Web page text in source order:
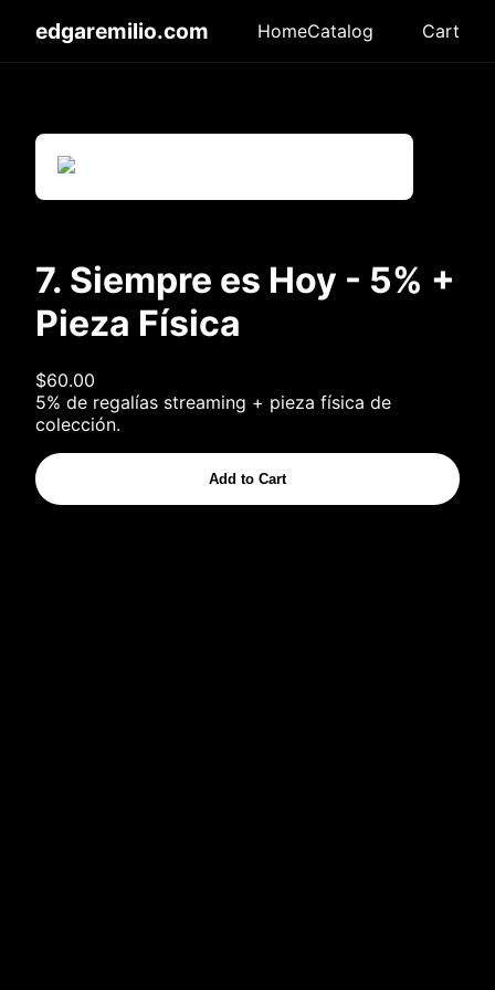
edgaremilio.com HomeCatalog Cart
7. Siempre es Hoy - 5% +
Pieza Física
$60.00
5% de regalías streaming + pieza física de
colección.
Add to Cart